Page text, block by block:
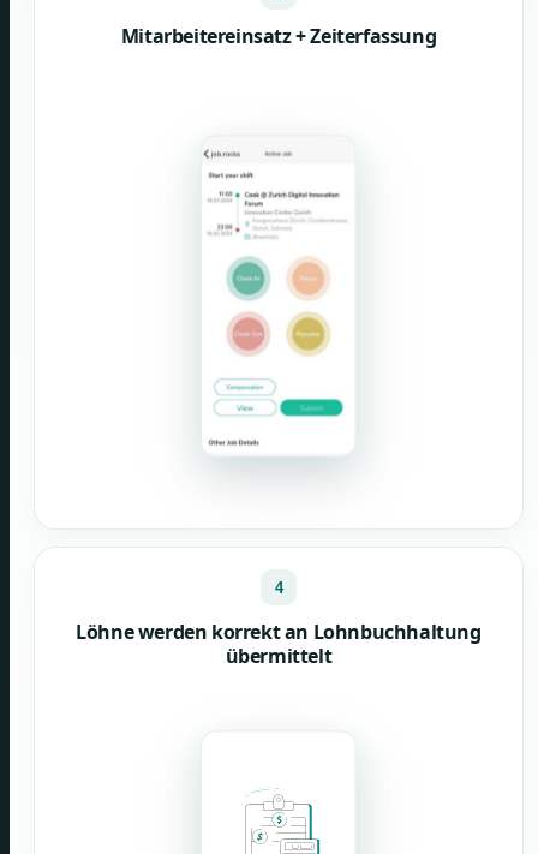
Mitarbeitereinsatz + Zeiterfassung
4
Löhne werden korrekt an Lohnbuchhaltung
übermittelt